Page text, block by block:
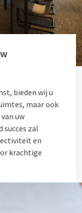
bieden wij u
maar ook
uw
succes zal
en
krachtige